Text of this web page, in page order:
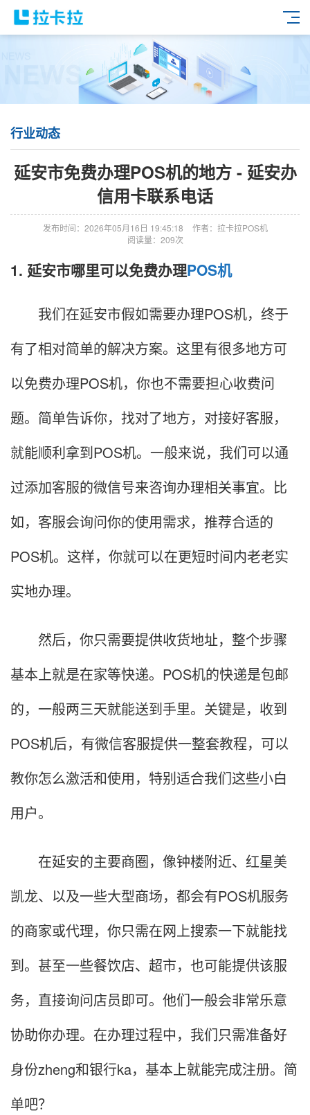
行业动态
延安市免费办理POS机的地方 - 延安办
信用卡联系电话
发布时间：2026年05月16日 19:45:18
作者：拉卡拉POS机
阅读量：209次
1. 延安市哪里可以免费办理POS机
我们在延安市假如需要办理POS机，终于
有了相对简单的解决方案。这里有很多地方可
以免费办理POS机，你也不需要担心收费问
题。简单告诉你，找对了地方，对接好客服，
就能顺利拿到POS机。一般来说，我们可以通
过添加客服的微信号来咨询办理相关事宜。比
如，客服会询问你的使用需求，推荐合适的
POS机。这样，你就可以在更短时间内老老实
实地办理。
然后，你只需要提供收货地址，整个步骤
基本上就是在家等快递。POS机的快递是包邮
的，一般两三天就能送到手里。关键是，收到
POS机后，有微信客服提供一整套教程，可以
教你怎么激活和使用，特别适合我们这些小白
用户。
在延安的主要商圈，像钟楼附近、红星美
凯龙、以及一些大型商场，都会有POS机服务
的商家或代理，你只需在网上搜索一下就能找
到。甚至一些餐饮店、超市，也可能提供该服
务，直接询问店员即可。他们一般会非常乐意
协助你办理。在办理过程中，我们只需准备好
身份zheng和银行ka，基本上就能完成注册。简
单吧？